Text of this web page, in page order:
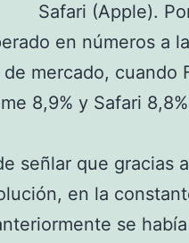
Safari (Apple).
en números a
mercado, cuando
8,9% y Safari
señlar que gracias
en la
se